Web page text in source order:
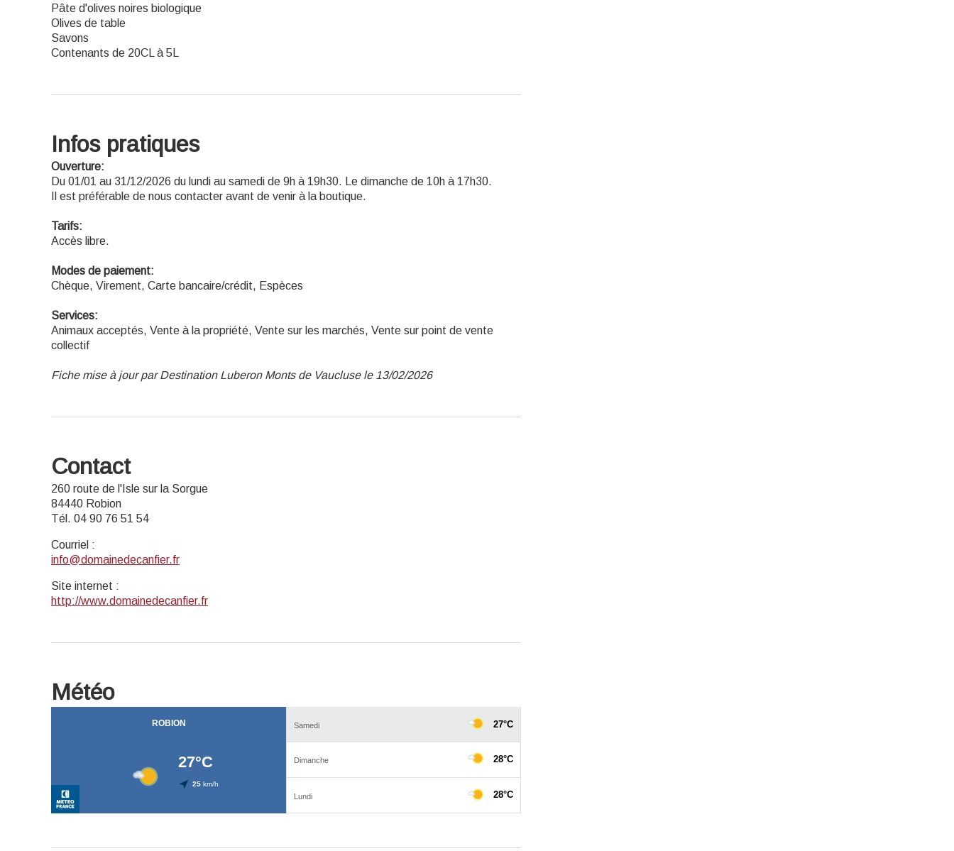
Pâte d'olives noires biologique
Olives de table
Savons
Contenants de 20CL à 5L
Infos pratiques
Ouverture:
Du 01/01 au 31/12/2026 du lundi au samedi de 9h à 19h30. Le dimanche de 10h à 17h30.
Il est préférable de nous contacter avant de venir à la boutique.
Tarifs:
Accès libre.
Modes de paiement:
Chèque, Virement, Carte bancaire/crédit, Espèces
Services:
Animaux acceptés, Vente à la propriété, Vente sur les marchés, Vente sur point de vente
collectif
Fiche mise à jour par Destination Luberon Monts de Vaucluse le 13/02/2026
Contact
260 route de l'Isle sur la Sorgue
84440 Robion
Tél. 04 90 76 51 54
Courriel :
info@domainedecanfier.fr
Site internet :
http://www.domainedecanfier.fr
Météo